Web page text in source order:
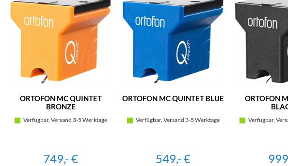
ORTOFON MC QUINTET
BRONZE
Verfügbar, Versand 3-5 Werktage
749,- €
ORTOFON MC QUINTET BLUE
Verfügbar, Versand 3-5 Werktage
549,- €
ORTOFON
Verfügbar,